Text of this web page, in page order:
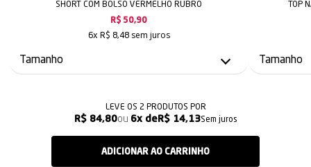
SHORT COM BOLSO VERMELHO RUBRO
R$ 50,90
6x R$ 8,48 sem juros
TOP
LEVE OS 2 PRODUTOS
R$ 84,80 6x R$ 14,13Sem juros